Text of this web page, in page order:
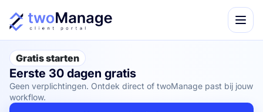
Gratis starten
Eerste 30 dagen gratis
Geen verplichtingen. Ontdek direct of twoManage past bij jouw
workflow.